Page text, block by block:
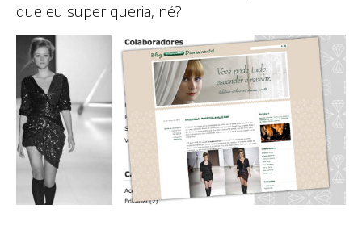
que eu super queria, né?